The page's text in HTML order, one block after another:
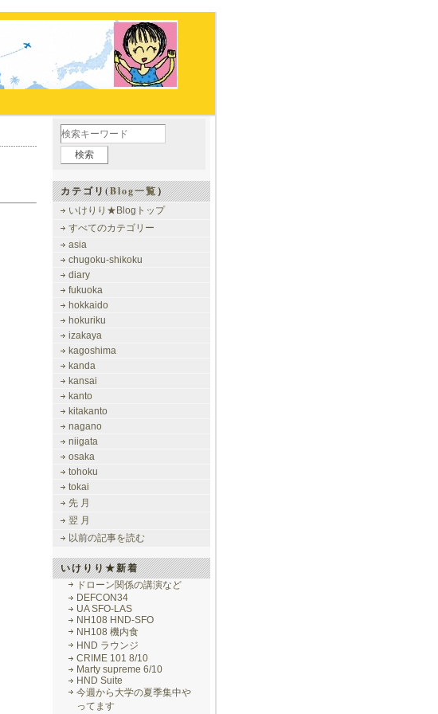
カテゴリ(Blog一覧）
いけりり★Blogトップ
すべてのカテゴリー
asia
chugoku-shikoku
diary
fukuoka
hokkaido
hokuriku
izakaya
kagoshima
kanda
kansai
kanto
kitakanto
nagano
niigata
osaka
tohoku
tokai
先 月
翌 月
以前の記事を読む
いけりり★新着
ドローン関係の講演など
DEFCON34
UA SFO-LAS
NH108 HND-SFO
NH108 機内食
HND ラウンジ
CRIME 101 8/10
Marty supreme 6/10
HND Suite
今週から大学の夏季集中や
ってます